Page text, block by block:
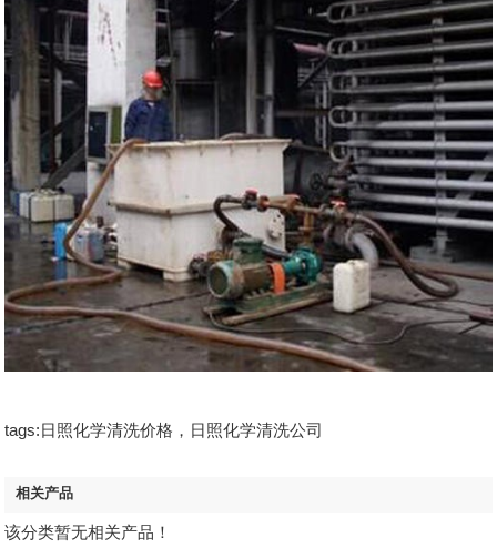
tags:日照化学清洗价格，日照化学清洗公司
相关产品
该分类暂无相关产品！